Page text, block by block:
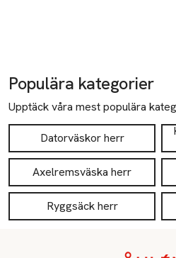
Populära kategorier
Upptäck våra mest populära
Datorväskor herr
Axelremsväska herr
Ryggsäck herr